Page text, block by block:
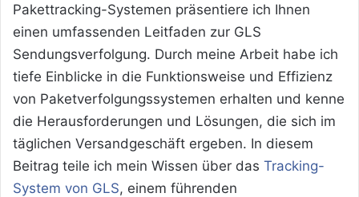
Pakettracking-Systemen präsentiere ich Ihnen
einen umfassenden Leitfaden zur GLS
Sendungsverfolgung. Durch meine Arbeit habe ich
tiefe Einblicke in die Funktionsweise und Effizienz
von Paketverfolgungssystemen erhalten und kenne
die Herausforderungen und Lösungen, die sich im
täglichen Versandgeschäft ergeben. In diesem
Beitrag teile ich mein Wissen über das Tracking-
System von GLS, einem führenden